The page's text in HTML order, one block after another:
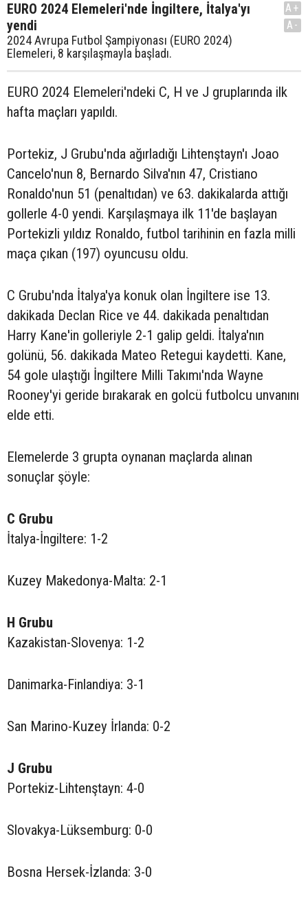
EURO 2024 Elemeleri'nde İngiltere, İtalya'yı
yendi
2024 Avrupa Futbol Şampiyonası (EURO 2024)
Elemeleri, 8 karşılaşmayla başladı.
A+
A-
EURO 2024 Elemeleri'ndeki C, H ve J gruplarında ilk
hafta maçları yapıldı.
Portekiz, J Grubu'nda ağırladığı Lihtenştayn'ı Joao
Cancelo'nun 8, Bernardo Silva'nın 47, Cristiano
Ronaldo'nun 51 (penaltıdan) ve 63. dakikalarda attığı
gollerle 4-0 yendi. Karşılaşmaya ilk 11'de başlayan
Portekizli yıldız Ronaldo, futbol tarihinin en fazla milli
maça çıkan (197) oyuncusu oldu.
C Grubu'nda İtalya'ya konuk olan İngiltere ise 13.
dakikada Declan Rice ve 44. dakikada penaltıdan
Harry Kane'in golleriyle 2-1 galip geldi. İtalya'nın
golünü, 56. dakikada Mateo Retegui kaydetti. Kane,
54 gole ulaştığı İngiltere Milli Takımı'nda Wayne
Rooney'yi geride bırakarak en golcü futbolcu unvanını
elde etti.
Elemelerde 3 grupta oynanan maçlarda alınan
sonuçlar şöyle:
C Grubu
İtalya-İngiltere: 1-2
Kuzey Makedonya-Malta: 2-1
H Grubu
Kazakistan-Slovenya: 1-2
Danimarka-Finlandiya: 3-1
San Marino-Kuzey İrlanda: 0-2
J Grubu
Portekiz-Lihtenştayn: 4-0
Slovakya-Lüksemburg: 0-0
Bosna Hersek-İzlanda: 3-0